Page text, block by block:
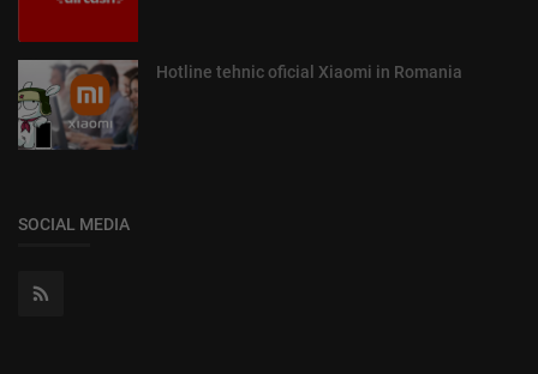
Hotline tehnic oficial Xiaomi in Romania
SOCIAL MEDIA